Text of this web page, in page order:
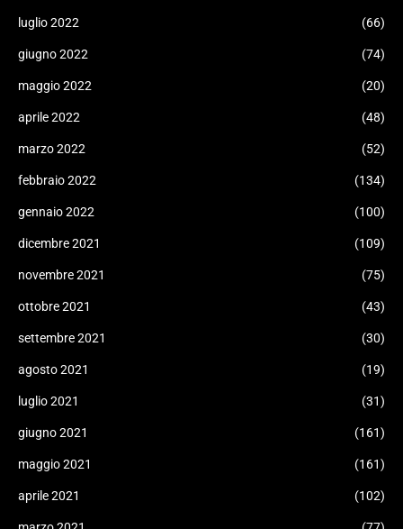
luglio 2022 (66)
giugno 2022 (74)
maggio 2022 (20)
aprile 2022 (48)
marzo 2022 (52)
febbraio 2022 (134)
gennaio 2022 (100)
dicembre 2021 (109)
novembre 2021 (75)
ottobre 2021 (43)
settembre 2021 (30)
agosto 2021 (19)
luglio 2021 (31)
giugno 2021 (161)
maggio 2021 (161)
aprile 2021 (102)